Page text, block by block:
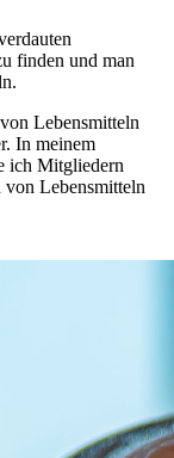
finden und man
Lebensmitteln
In meinem
ich Mitgliedern
Lebensmitteln